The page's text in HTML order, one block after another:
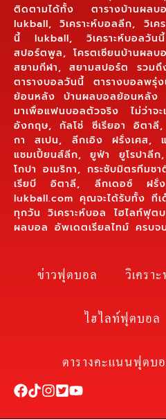
ติดตามได้ทั้ง ตารางบ้านผล
lukball, วิเคราะห์บอลลีก, วิเ
นี้ lukball, วิเคราะห์บอลวั
สปอร์ตพูล, โครตเซียนบ้านผล
สยามกีฬา, สยามสปอร์ต รวมถึ
ตารางบอลวันนี้ ตารางบอลพ
ย้อนหลัง บ้านผลบอลย้อนหลัง
มาเพื่อแฟนบอลตัวจริง ไม่ว่าจ
อังกฤษ, กัลโช่ ซีเรียอา อิตาลี
กา สเปน, ลีกเอิง ฝรั่งเศส,
แชมเปี้ยนส์ลีก, ยูฟ่า ยูโรปาลี
โกปา อเมริกา, กระชับมิตรทีม
เรียบี อิตาลี, ลีกเดอซ์ ฝรั่
lukball.com คุณจะได้รับทั้ง ที
ทุกวัน วิเคราะห์บอล ไฮไลท์ฟุต
ผลบอล อัพเดตเรียลไทม์ ครบจ
ข่าวฟุตบอล วิเครา
ไฮไลท์ฟุตบอล
ตารางคะแนนฟุตบ